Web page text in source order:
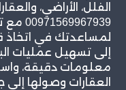
الفلل، الأراضي،
لمساعدتك في اتخاذ
إلى تسهيل عمليات
معلومات دقيقة،
العقارات وصولها